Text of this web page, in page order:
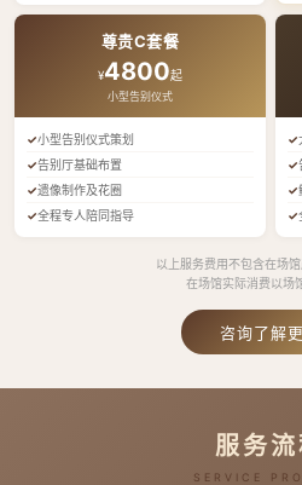
尊贵C套餐
¥4800起
小型告别仪式
小型告别仪式策划
告别厅基础布置
遗像制作及花圈
全程专人陪同指导
以上服务费用不包含在场
在场馆实际消费以场
咨询了解
服务流
SERVICE